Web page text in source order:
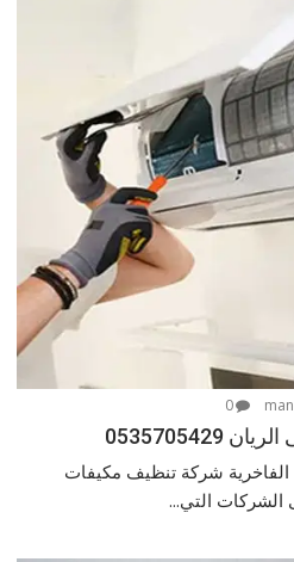
0
شركة تنظيف مكيفات
الشركات التي...